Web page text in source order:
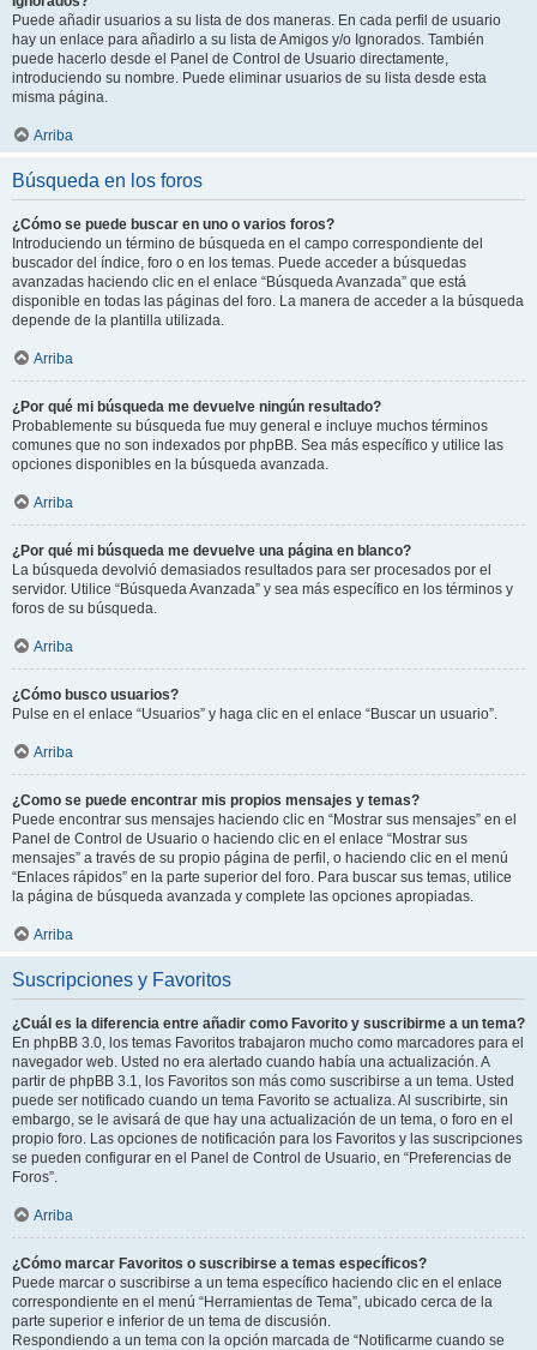
Puede añadir usuarios a su lista de dos maneras. En cada perfil de usuario
hay un enlace para añadirlo a su lista de Amigos y/o Ignorados. También
puede hacerlo desde el Panel de Control de Usuario directamente,
introduciendo su nombre. Puede eliminar usuarios de su lista desde esta
misma página.
Arriba
Búsqueda en los foros
¿Cómo se puede buscar en uno o varios foros?
Introduciendo un término de búsqueda en el campo correspondiente del
buscador del índice, foro o en los temas. Puede acceder a búsquedas
avanzadas haciendo clic en el enlace “Búsqueda Avanzada” que está
disponible en todas las páginas del foro. La manera de acceder a la búsqueda
depende de la plantilla utilizada.
Arriba
¿Por qué mi búsqueda me devuelve ningún resultado?
Probablemente su búsqueda fue muy general e incluye muchos términos
comunes que no son indexados por phpBB. Sea más específico y utilice las
opciones disponibles en la búsqueda avanzada.
Arriba
¿Por qué mi búsqueda me devuelve una página en blanco?
La búsqueda devolvió demasiados resultados para ser procesados por el
servidor. Utilice “Búsqueda Avanzada” y sea más específico en los términos y
foros de su búsqueda.
Arriba
¿Cómo busco usuarios?
Pulse en el enlace “Usuarios” y haga clic en el enlace “Buscar un usuario”.
Arriba
¿Como se puede encontrar mis propios mensajes y temas?
Puede encontrar sus mensajes haciendo clic en “Mostrar sus mensajes” en el
Panel de Control de Usuario o haciendo clic en el enlace “Mostrar sus
mensajes” a través de su propio página de perfil, o haciendo clic en el menú
“Enlaces rápidos” en la parte superior del foro. Para buscar sus temas, utilice
la página de búsqueda avanzada y complete las opciones apropiadas.
Arriba
Suscripciones y Favoritos
¿Cuál es la diferencia entre añadir como Favorito y suscribirme a un tema?
En phpBB 3.0, los temas Favoritos trabajaron mucho como marcadores para el
navegador web. Usted no era alertado cuando había una actualización. A
partir de phpBB 3.1, los Favoritos son más como suscribirse a un tema. Usted
puede ser notificado cuando un tema Favorito se actualiza. Al suscribirte, sin
embargo, se le avisará de que hay una actualización de un tema, o foro en el
propio foro. Las opciones de notificación para los Favoritos y las suscripciones
se pueden configurar en el Panel de Control de Usuario, en “Preferencias de
Foros”.
Arriba
¿Cómo marcar Favoritos o suscribirse a temas específicos?
Puede marcar o suscribirse a un tema específico haciendo clic en el enlace
correspondiente en el menú “Herramientas de Tema”, ubicado cerca de la
parte superior e inferior de un tema de discusión.
Respondiendo a un tema con la opción marcada de “Notificarme cuando se